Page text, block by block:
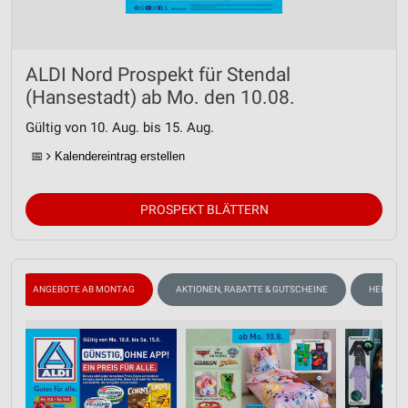
ALDI Nord Prospekt für Stendal
(Hansestadt) ab Mo. den 10.08.
Gültig von 10. Aug. bis 15. Aug.
📅 Kalendereintrag erstellen
PROSPEKT BLÄTTERN
ANGEBOTE AB MONTAG AKTIONEN, RABATTE & GUTSCHEINE
Entwicklung und Verbesserung der Angebote
Verwendung reduzierter Daten zur Auswahl von
Verwendung genauer Standortdaten
Nicht-IAB-Verarbeitungszwecke:
Performance
Funktional